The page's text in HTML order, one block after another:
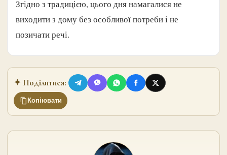
Згідно з традицією, цього дня намагалися не
виходити з дому без особливої потреби і не
позичати речі.
✦ Поділитися:
Копіювати